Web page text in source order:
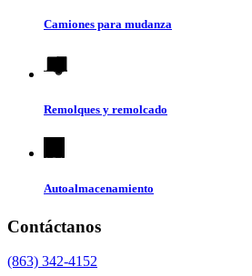
Camiones para mudanza
Remolques y remolcado
Autoalmacenamiento
Contáctanos
(863) 342-4152